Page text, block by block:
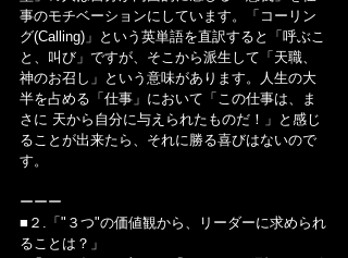
事のモチベーションにしています。「コーリン
グ(Calling)」という英単語を直訳すると「呼ぶこ
と、叫び」ですが、そこから派生して「天職、
神のお召し」という意味があります。人生の大
半を占める「仕事」において「この仕事は、ま
さに 天から自分に与えられたものだ！」と感じ
ることが出来たら、それに勝る喜びはないので
す。
ーーー
■２.「"３つ"の価値観から、リーダーに求められ
ることは？」